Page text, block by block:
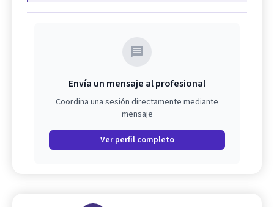
Envía un mensaje al profesional
Coordina una sesión directamente mediante
mensaje
Ver perfil completo